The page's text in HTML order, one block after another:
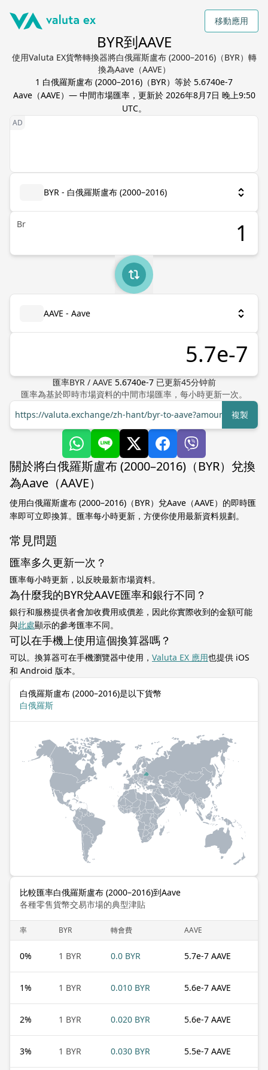
移動應用
BYR到AAVE
使用Valuta EX貨幣轉換器將白俄羅斯盧布 (2000–2016)（BYR）轉
換為Aave（AAVE）
1 白俄羅斯盧布 (2000–2016) （BYR）等於 5.6740e-7
Aave（AAVE）— 中間市場匯率，更新於 2026年8月7日 晚上9:50
UTC。
BYR - 白俄羅斯盧布 (2000–2016)
Br
AAVE - Aave
匯率BYR/ AAVE 5.6740e-7 已更新45分钟前
匯率為基於即時市場資料的中間市場匯率，每小時更新一次。
https://valuta.exchange/zh-hant/byr-to-aave?amount=1複製
關於將白俄羅斯盧布 (2000–2016)（BYR）兌換
為Aave（AAVE）
使用白俄羅斯盧布 (2000–2016)（BYR）兌Aave（AAVE）的即時匯
率即可立即換算。匯率每小時更新，方便你使用最新資料規劃。
常見問題
匯率多久更新一次？
匯率每小時更新，以反映最新市場資料。
為什麼我的BYR兌AAVE匯率和銀行不同？
銀行和服務提供者會加收費用或價差，因此你實際收到的金額可能
與此處顯示的參考匯率不同。
可以在手機上使用這個換算器嗎？
可以。換算器可在手機瀏覽器中使用， Valuta EX 應用也提供 iOS
和 Android 版本。
白俄羅斯盧布 (2000–2016)是以下貨幣
白俄羅斯
比較匯率白俄羅斯盧布 (2000–2016)到Aave
各種零售貨幣交易市場的典型津貼
率 BYR 轉會費 AAVE
0% 1 BYR 0.0 BYR 5.7e-7 AAVE
1% 1 BYR 0.010 BYR 5.6e-7 AAVE
2% 1 BYR 0.020 BYR 5.6e-7 AAVE
3% 1 BYR 0.030 BYR 5.5e-7 AAVE